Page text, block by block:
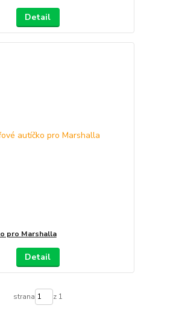
Detail
pro Marshalla
Detail
strana z 1